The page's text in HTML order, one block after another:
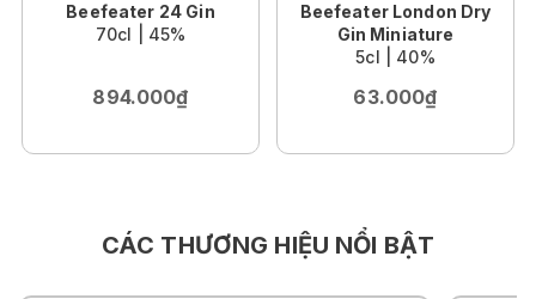
Beefeater 24 Gin
70cl | 45%
894.000₫
Beefeater London Dry
Gin Miniature
5cl | 40%
63.000₫
CÁC THƯƠNG HIỆU NỔI BẬT